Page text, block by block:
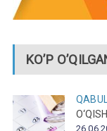
KO’P
QABUL